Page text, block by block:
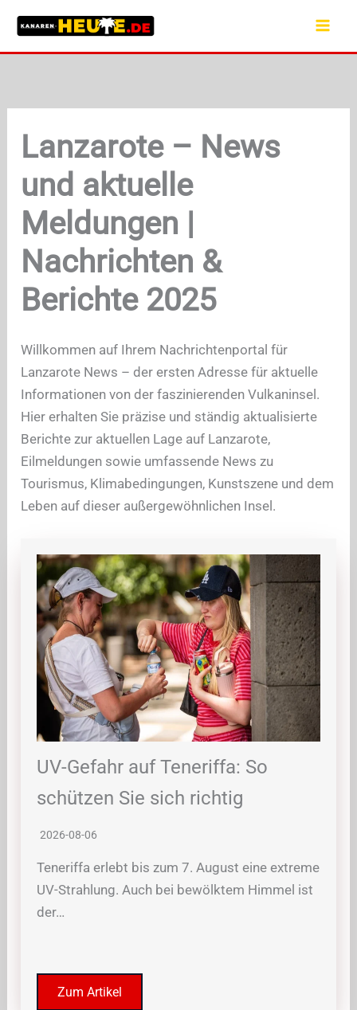
Inhalt
springen
Lanzarote – News
und aktuelle
Meldungen |
Nachrichten &
Berichte 2025
Willkommen auf Ihrem Nachrichtenportal für
Lanzarote News – der ersten Adresse für aktuelle
Informationen von der faszinierenden Vulkaninsel.
Hier erhalten Sie präzise und ständig aktualisierte
Berichte zur aktuellen Lage auf Lanzarote,
Eilmeldungen sowie umfassende News zu
Tourismus, Klimabedingungen, Kunstszene und dem
Leben auf dieser außergewöhnlichen Insel.
UV-Gefahr auf Teneriffa: So
schützen Sie sich richtig
2026-08-06
Teneriffa erlebt bis zum 7. August eine extreme
UV-Strahlung. Auch bei bewölktem Himmel ist
der…
Zum Artikel